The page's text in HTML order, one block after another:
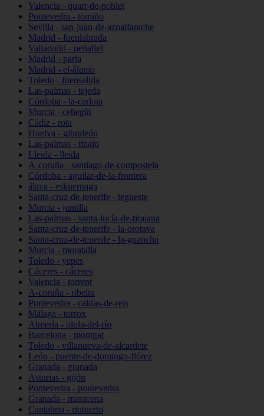
Valencia - quart-de-poblet
Pontevedra - tomiño
Sevilla - san-juan-de-aznalfarache
Madrid - fuenlabrada
Valladolid - peñafiel
Madrid - parla
Madrid - el-álamo
Toledo - fuensalida
Las-palmas - tejeda
Córdoba - la-carlota
Murcia - cehegín
Cádiz - rota
Huelva - gibraleón
Las-palmas - tinajo
Lleida - lleida
A-coruña - santiago-de-compostela
Córdoba - aguilar-de-la-frontera
álava - eskuernaga
Santa-cruz-de-tenerife - tegueste
Murcia - jumilla
Las-palmas - santa-lucía-de-tirajana
Santa-cruz-de-tenerife - la-orotava
Santa-cruz-de-tenerife - la-guancha
Murcia - moratalla
Toledo - yepes
Cáceres - cáceres
Valencia - torrent
A-coruña - ribeira
Pontevedra - caldas-de-reis
Málaga - torrox
Almería - olula-del-río
Barcelona - montgat
Toledo - villanueva-de-alcardete
León - puente-de-domingo-flórez
Granada - granada
Asturias - gijón
Pontevedra - pontevedra
Granada - maracena
Cantabria - riotuerto